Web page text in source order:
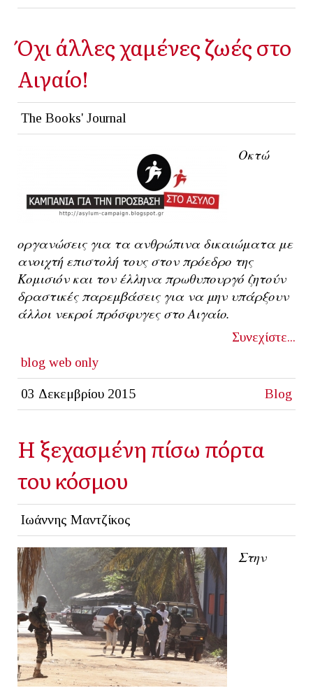
Όχι άλλες χαμένες ζωές στο
Αιγαίο!
The Books' Journal
Οκτώ
οργανώσεις για τα ανθρώπινα δικαιώματα με
ανοιχτή επιστολή τους στον πρόεδρο της
Κομισιόν και τον έλληνα πρωθυπουργό ζητούν
δραστικές παρεμβάσεις για να μην υπάρξουν
άλλοι νεκροί πρόσφυγες στο Αιγαίο.
Συνεχίστε...
blog web only
03 Δεκεμβρίου 2015 Blog
H ξεχασμένη πίσω πόρτα
του κόσμου
Ιωάννης Μαντζίκος
Στην